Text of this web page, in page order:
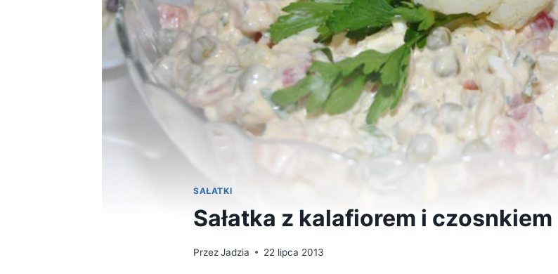
SAŁATKI
Sałatka z kalafiorem i czosnkiem
PrzezJadzia 22 lipca 2013